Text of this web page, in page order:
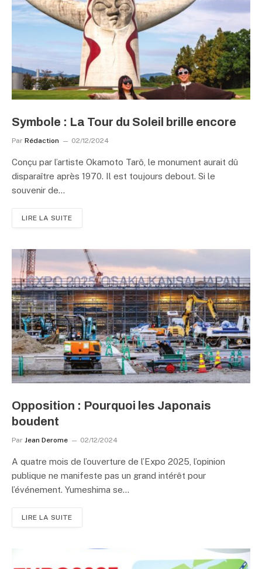
Symbole : La Tour du Soleil brille encore
Par Rédaction 02/12/2024
Conçu par l’artiste Okamoto Tarô, le monument aurait dû
disparaître après 1970. Il est toujours debout. Si le
souvenir de…
LIRE LA SUITE
Opposition : Pourquoi les Japonais
boudent
Par Jean Derome 02/12/2024
A quatre mois de l’ouverture de l’Expo 2025, l’opinion
publique ne manifeste pas un grand intérêt pour
l’événement. Yumeshima se…
LIRE LA SUITE